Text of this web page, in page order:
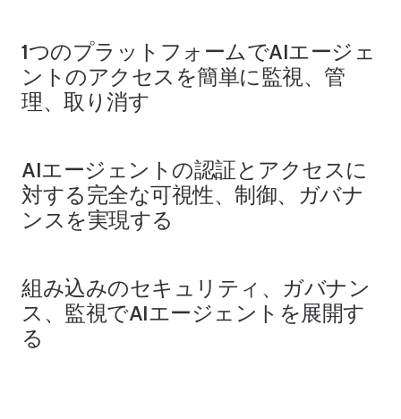
1つのプラットフォームでAIエージェ
ントのアクセスを簡単に監視、管
理、取り消す
AIエージェントの認証とアクセスに
対する完全な可視性、制御、ガバナ
ンスを実現する
組み込みのセキュリティ、ガバナン
ス、監視でAIエージェントを展開す
る